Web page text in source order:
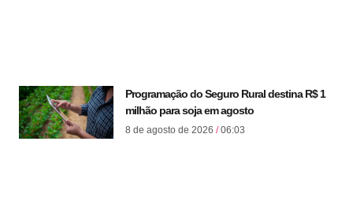
Programação do Seguro Rural destina R$ 1
milhão para soja em agosto
8 de agosto de 2026 06:03